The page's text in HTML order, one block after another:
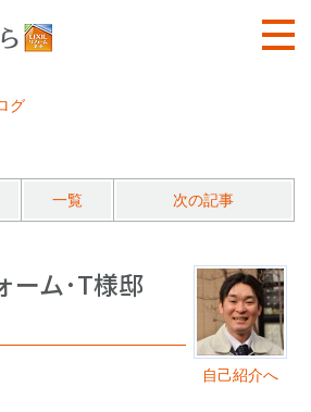
グ
一覧 次の記事
自己紹介へ
ーム･T様邸